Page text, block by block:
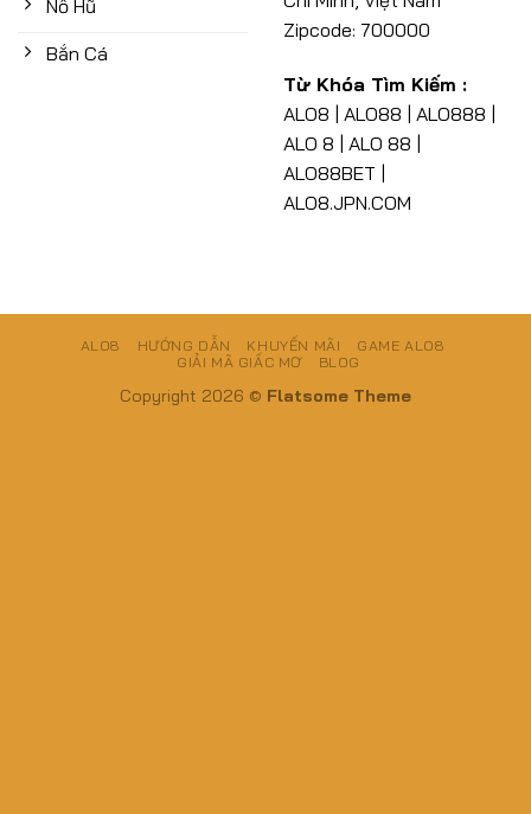
Nổ Hũ
Bắn Cá
Zipcode: 700000
Từ Khóa Tìm Kiếm :
ALO8 | ALO88 | ALO888 |
ALO 8 | ALO 88 |
ALO88BET |
ALO8.JPN.COM
ALO8 HƯỚNG DẪN KHUYẾN MÃI
GAME ALO8
GIẢI MÃ GIẤC MƠ
BLOG
Copyright 2026 © Flatsome Theme